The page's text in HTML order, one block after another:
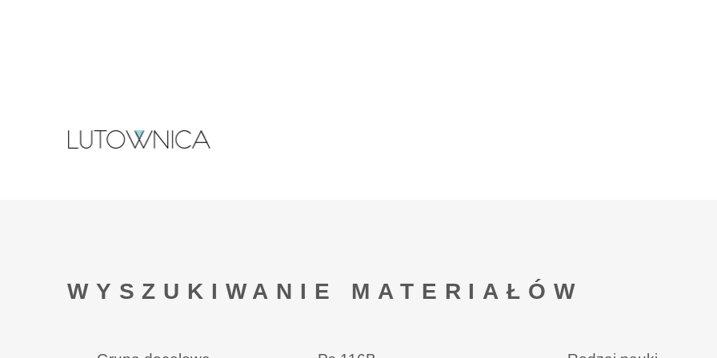
WYSZUKIWANIE MATERIAŁÓW